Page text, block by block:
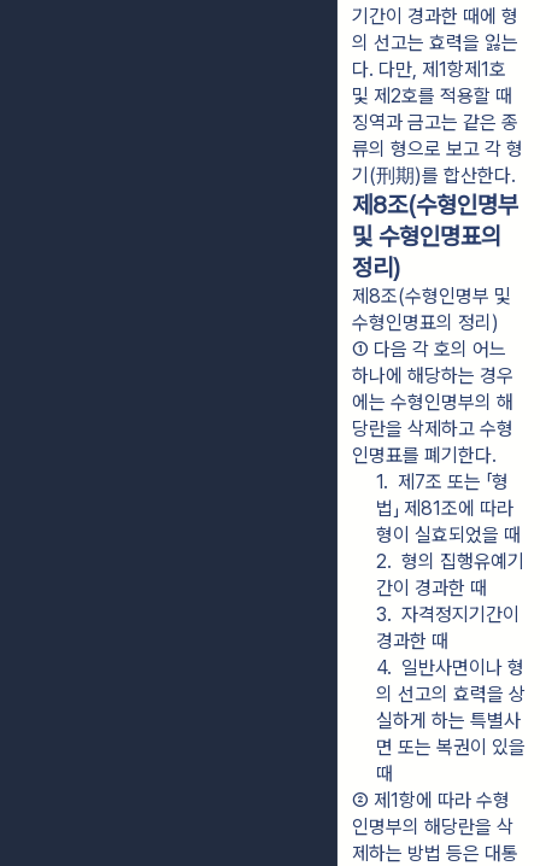
기간이 경과한 때에 형
의 선고는 효력을 잃는
다. 다만, 제1항제1호
및 제2호를 적용할 때
징역과 금고는 같은 종
류의 형으로 보고 각 형
기(刑期)를 합산한다.
제8조(수형인명부
및 수형인명표의
정리)
제8조(수형인명부 및
수형인명표의 정리)
① 다음 각 호의 어느
하나에 해당하는 경우
에는 수형인명부의 해
당란을 삭제하고 수형
인명표를 폐기한다.
1.  제7조 또는 「형
법」 제81조에 따라
형이 실효되었을 때
2.  형의 집행유예기
간이 경과한 때
3.  자격정지기간이
경과한 때
4.  일반사면이나 형
의 선고의 효력을 상
실하게 하는 특별사
면 또는 복권이 있을
때
② 제1항에 따라 수형
인명부의 해당란을 삭
제하는 방법 등은 대통